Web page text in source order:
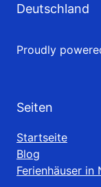
Deutschland
Proudly
Seiten
Startseite
Blog
Ferienhäuser in